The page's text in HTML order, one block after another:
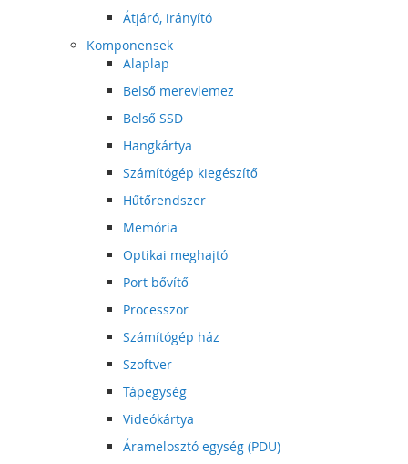
Átjáró, irányító
Komponensek
Alaplap
Belső merevlemez
Belső SSD
Hangkártya
Számítógép kiegészítő
Hűtőrendszer
Memória
Optikai meghajtó
Port bővítő
Processzor
Számítógép ház
Szoftver
Tápegység
Videókártya
Áramelosztó egység (PDU)